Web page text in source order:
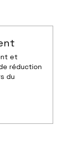
et
réduction
du